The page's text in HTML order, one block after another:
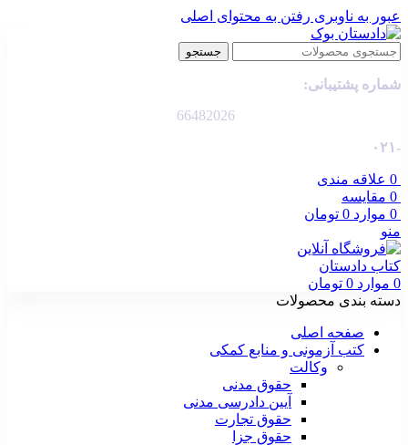
عبور به ناوبری رفتن به محتوای اصلی
جستجو
شماره پشتیبانی:
66482026
-۰۲۱
0 علاقه مندی
0 مقایسه
0 موارد 0 تومان
منو
0 موارد 0 تومان
دسته بندی محصولات
صفحه اصلی
کتب آزمونی و منابع کمکی
وکالت
حقوق مدنی
آیین دادرسی مدنی
حقوق تجارت
حقوق جزا